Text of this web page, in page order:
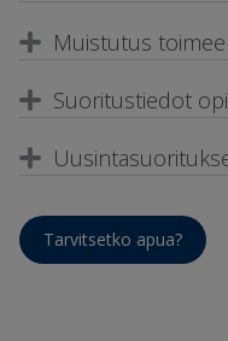
Muistutus
Suoritustiedot
Tarvitsetko apua?